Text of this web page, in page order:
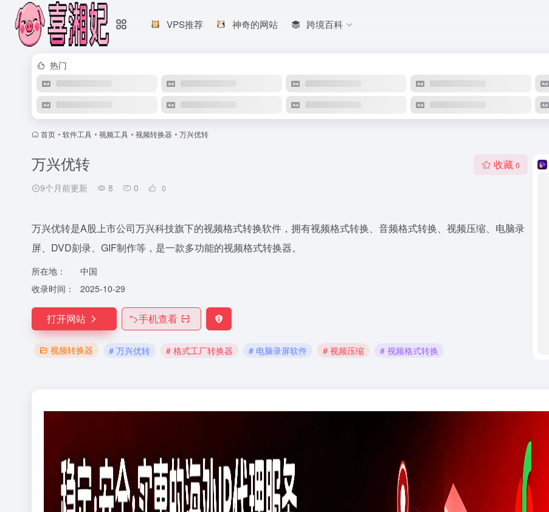
VPS推荐 神奇的网站 跨境百科
热门
首页 • 软件工具 • 视频工具 • 视频转换器 • 万兴优转
万兴优转
9个月前更新 8 0 0
收藏 0
万兴优转是A股上市公司万兴科技旗下的视频格式转换软件，拥有视频格式转换、音频格式转换、视频压缩、电脑录
屏、DVD刻录、GIF制作等，是一款多功能的视频格式转换器。
所在地：
中国
收录时间：
2025-10-29
打开网站 ">手机查看
视频转换器 # 万兴优转 # 格式工厂转换器 # 电脑录屏软件 # 视频压缩 # 视频格式转换